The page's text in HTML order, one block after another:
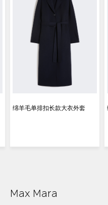
绵羊毛单排扣长款大衣外套
Max Mara